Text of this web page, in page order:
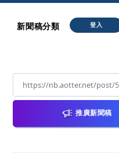
新聞稿分類 登入
推廣新聞稿